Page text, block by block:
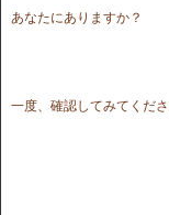
あなたにありますか？
一度、確認してみてくださ